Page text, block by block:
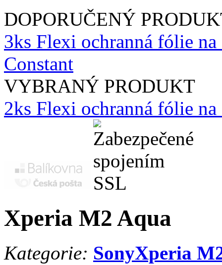
DOPORUČENÝ
3ks Flexi ochranná fólie
Constant
VYBRANÝ PRODUKT
2ks Flexi ochranná fólie
Xperia M2 Aqua
Kategorie: SonyXperia